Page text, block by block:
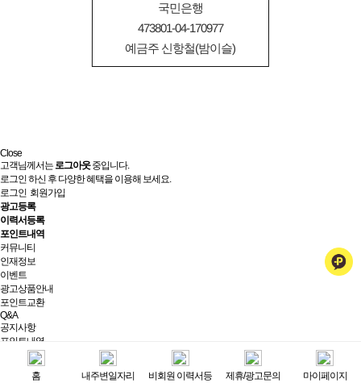
국민은행
473801-04-170977
예금주 신항철(밤이슬)
홈 내주변일자리 비회원 이력서등 제휴/광고문의 마이페이지
Close
고객님께서는로그아웃중입니다.
로그인 하신 후 다양한 혜택을 이용해 보세요.
로그인 회원가입
광고등록
이력서등록
포인트내역
커뮤니티
인재정보
이벤트
광고상품안내
포인트교환
Q&A
공지사항
포인트내역
제휴/광고문의
실시간상담